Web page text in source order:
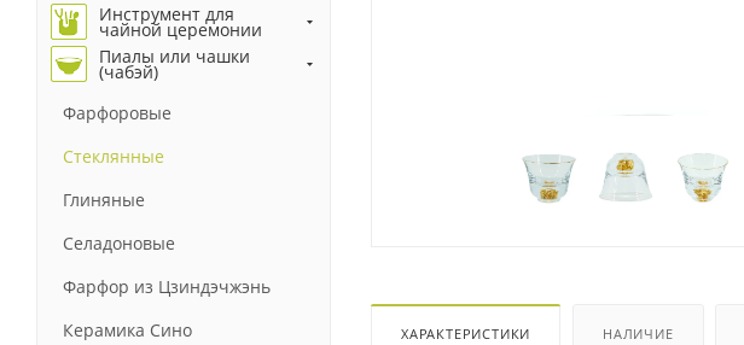
ХАРАКТЕРИСТИКИ НАЛИЧИЕ
Инструмент для
чайной церемонии
Пиалы или чашки
(чабэй)
Фарфоровые
Стеклянные
Глиняные
Селадоновые
Фарфор из Цзиндэчжэнь
Керамика Сино